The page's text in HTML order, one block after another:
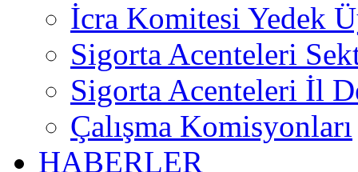
İcra Komitesi Yedek
Sigorta Acenteleri
Sigorta Acenteleri İl
Çalışma Komisyonları
HABERLER